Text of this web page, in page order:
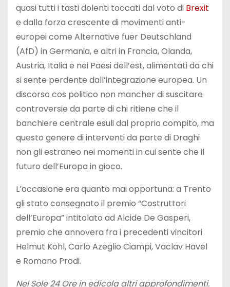
quasi tutti i tasti dolenti toccati dal voto di Brexit
e dalla forza crescente di movimenti anti-
europei come Alternative fuer Deutschland
(AfD) in Germania, e altri in Francia, Olanda,
Austria, Italia e nei Paesi dell’est, alimentati da chi
si sente perdente dall’integrazione europea. Un
discorso cos politico non mancher di suscitare
controversie da parte di chi ritiene che il
banchiere centrale esuli dal proprio compito, ma
questo genere di interventi da parte di Draghi
non gli estraneo nei momenti in cui sente che il
futuro dell’Europa in gioco.
L’occasione era quanto mai opportuna: a Trento
gli stato consegnato il premio “Costruttori
dell’Europa” intitolato ad Alcide De Gasperi,
premio che annovera fra i precedenti vincitori
Helmut Kohl, Carlo Azeglio Ciampi, Vaclav Havel
e Romano Prodi.
Nel Sole 24 Ore in edicola altri approfondimenti.